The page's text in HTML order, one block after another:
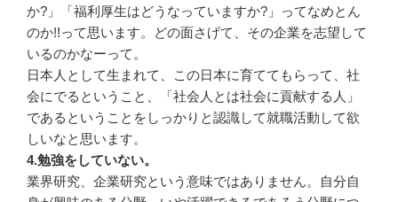
か?」「福利厚生はどうなっていますか?」ってなめとん
のか!!って思います。どの面さげて、その企業を志望して
いるのかなーって。
日本人として生まれて、この日本に育ててもらって、社
会にでるということ、「社会人とは社会に貢献する人」
であるということをしっかりと認識して就職活動して欲
しいなと思います。
4.勉強をしていない。
業界研究、企業研究という意味ではありません。自分自